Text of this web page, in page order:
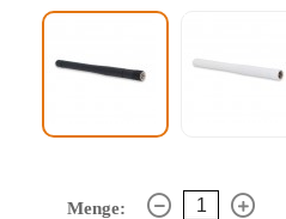
Menge: